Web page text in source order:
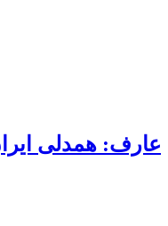
عارف: همدلی